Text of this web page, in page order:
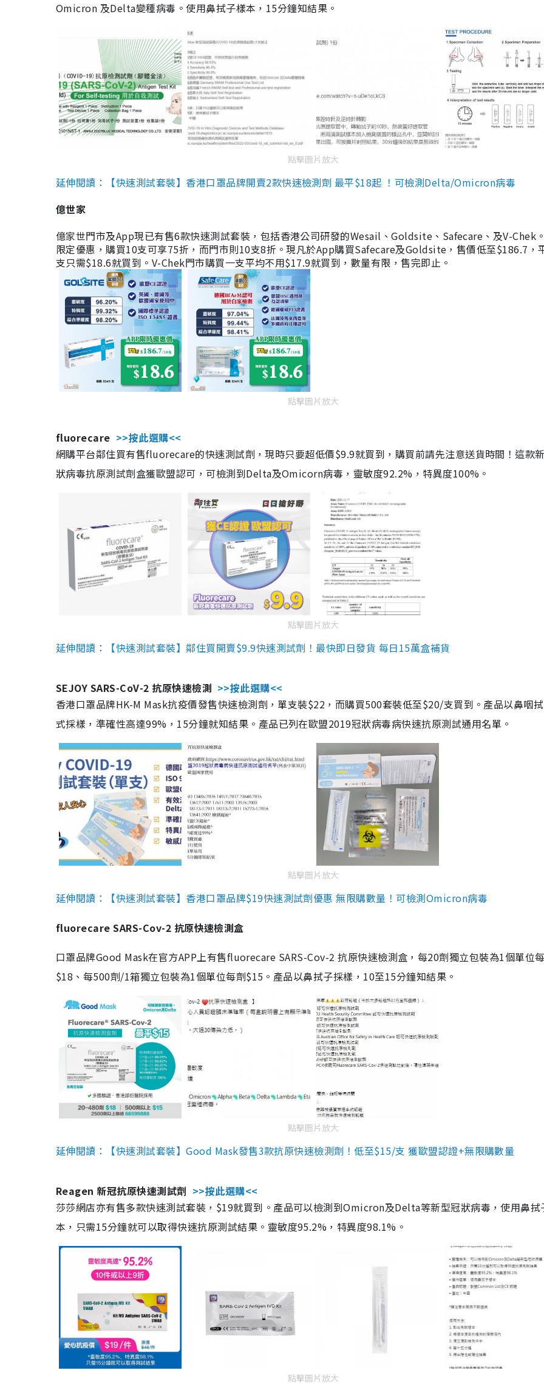
Omicron 及Delta變種病毒。使用鼻拭子樣本，15分鐘知結果。
點擊圖片放大
延伸閱讀：【快速測試套裝】香港口罩品牌開賣2款快速檢測劑 最平$18起 ！可檢測Delta/Omicron病毒
億世家
億家世門市及App現已有售6款快速測試套裝，包括香港公司研發的Wesail、Goldsite、Safecare、及V-Chek
限定優惠，購買10支可享75折，而門市則10支8折。現凡於App購買Safecare及Goldsite，售價低至$186.7，
支只需$18.6就買到。V-Chek門市購買一支平均不用$17.9就買到，數量有限，售完即止。
點擊圖片放大
fluorecare >>按此選購<<
網購平台鄰住買有售fluorecare的快速測試劑，現時只要超低價$9.9就買到，購買前請先注意送貨時間！這款
狀病毒抗原測試劑盒獲歐盟認可，可檢測到Delta及Omicorn病毒，靈敏度92.2%，特異度100%。
點擊圖片放大
延伸閱讀：【快速測試套裝】鄰住買開賣$9.9快速測試劑！最快即日發貨 每日15萬盒補貨
SEJOY SARS-CoV-2 抗原快速檢測 >>按此選購<<
香港口罩品牌HK-M Mask抗疫價發售快速檢測劑，單支裝$22，而購買500套裝低至$20/支買到。產品以鼻咽
式採樣，準確性高達99%，15分鐘就知結果。產品已列在歐盟2019冠狀病毒病快速抗原測試通用名單。
點擊圖片放大
延伸閱讀：【快速測試套裝】香港口罩品牌$19快速測試劑優惠 無限購數量！可檢測Omicron病毒
fluorecare SARS-Cov-2 抗原快速檢測盒
口罩品牌Good Mask在官方APP上有售fluorecare SARS-Cov-2 抗原快速檢測盒，每20劑獨立包裝為1個單位
$18、每500劑/1箱獨立包裝為1個單位每劑$15。產品以鼻拭子採樣，10至15分鐘知結果。
點擊圖片放大
延伸閱讀：【快速測試套裝】Good Mask發售3款抗原快速檢測劑！低至$15/支 獲歐盟認證+無限購數量
Reagen 新冠抗原快速測試劑 >>按此選購<<
莎莎網店亦有售多款快速測試套裝，$19就買到。產品可以檢測到Omicron及Delta等新型冠狀病毒，使用鼻拭
本，只需15分鐘就可以取得快速抗原測試結果。靈敏度95.2%，特異度98.1%。
點擊圖片放大